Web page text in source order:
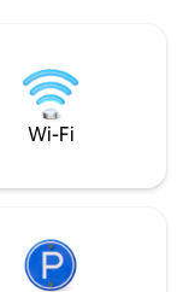
で本物に輝きます
家。
Wi-Fi